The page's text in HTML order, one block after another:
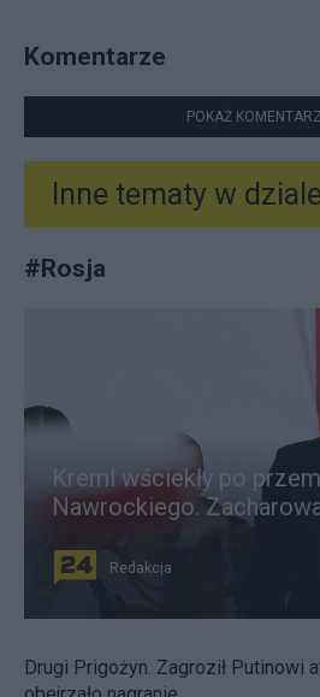
Komentarze
POKAŻ
Inne tematy w dziale
#Rosja
Kreml wściekły po
Nawrockiego.
Redakcja
Drugi Prigożyn. Zagroził Putinowi